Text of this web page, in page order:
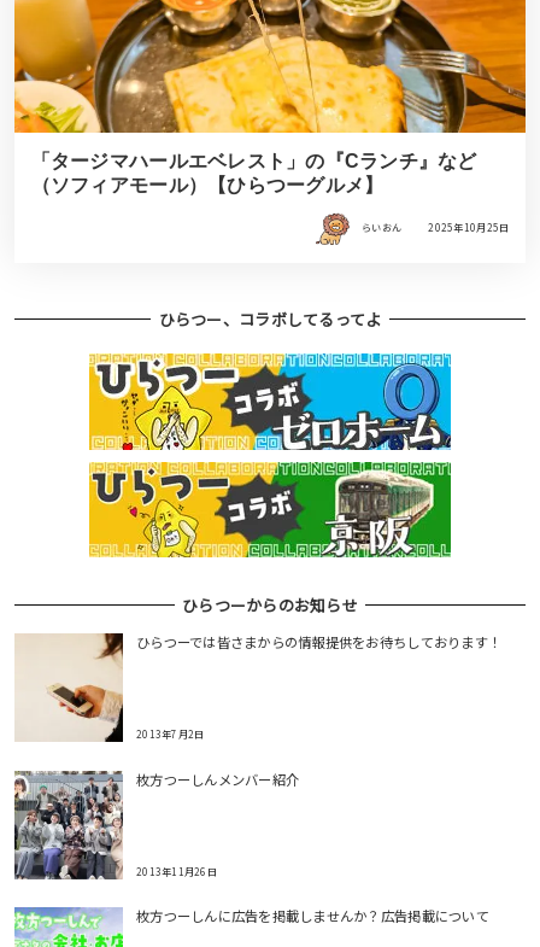
「タージマハールエベレスト」の『Cランチ』など
（ソフィアモール）【ひらつーグルメ】
らいおん 2025年10月25日
ひらつー、コラボしてるってよ
ひらつーからのお知らせ
ひらつーでは皆さまからの情報提供をお待ちしております！
2013年7月2日
枚方つーしんメンバー紹介
2013年11月26日
枚方つーしんに広告を掲載しませんか？広告掲載について